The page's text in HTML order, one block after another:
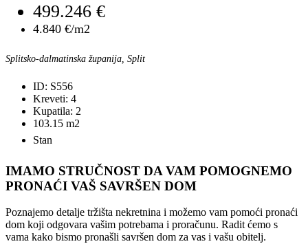
499.246 €
4.840 €/m2
Splitsko-dalmatinska županija, Split
ID: S556
Kreveti: 4
Kupatila: 2
103.15 m2
Stan
IMAMO STRUČNOST DA VAM POMOGNEMO
PRONAĆI VAŠ SAVRŠEN DOM
Poznajemo detalje tržišta nekretnina i možemo vam pomoći pronaći
dom koji odgovara vašim potrebama i proračunu. Radit ćemo s
vama kako bismo pronašli savršen dom za vas i vašu obitelj.